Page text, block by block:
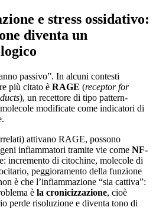
e stress ossidativo:
diventa un
passivo”. In alcuni contesti
più citato è RAGE (receptor for
), un recettore di tipo pattern-
modificate come indicatori di
attivano RAGE, possono
infiammatori tramite vie come NF-
incremento di citochine, molecole di
peggioramento della funzione
è che l’infiammazione “sia cattiva”:
è la cronicizzazione, cioè
perde risoluzione e diventa tono di